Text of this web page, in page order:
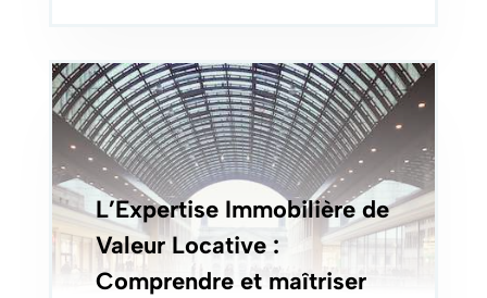
L’Expertise Immobilière de
Valeur Locative :
Comprendre et maîtriser